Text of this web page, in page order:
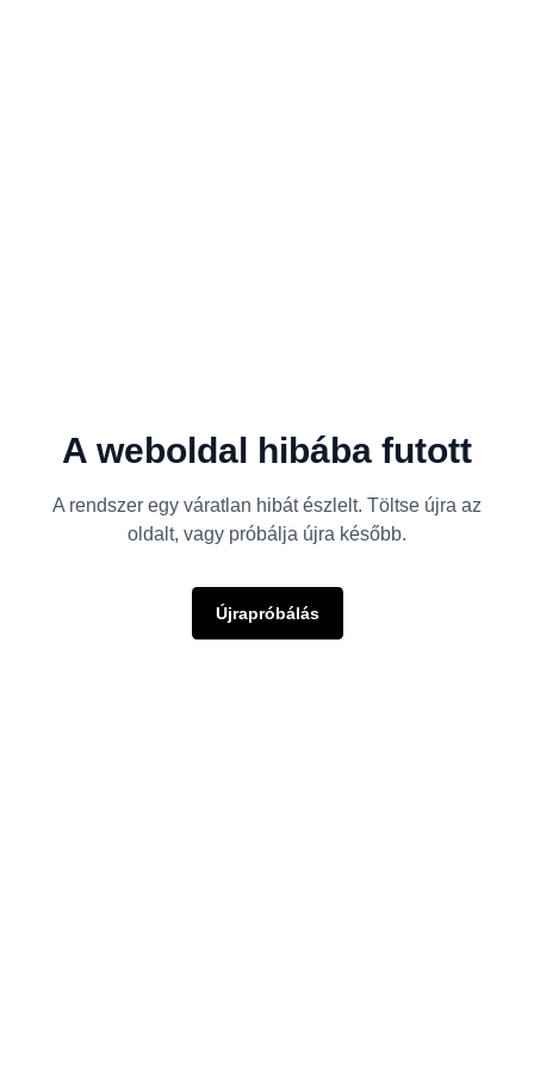
A weboldal hibába futott
A rendszer egy váratlan hibát észlelt. Töltse újra az
oldalt, vagy próbálja újra később.
Újrapróbálás